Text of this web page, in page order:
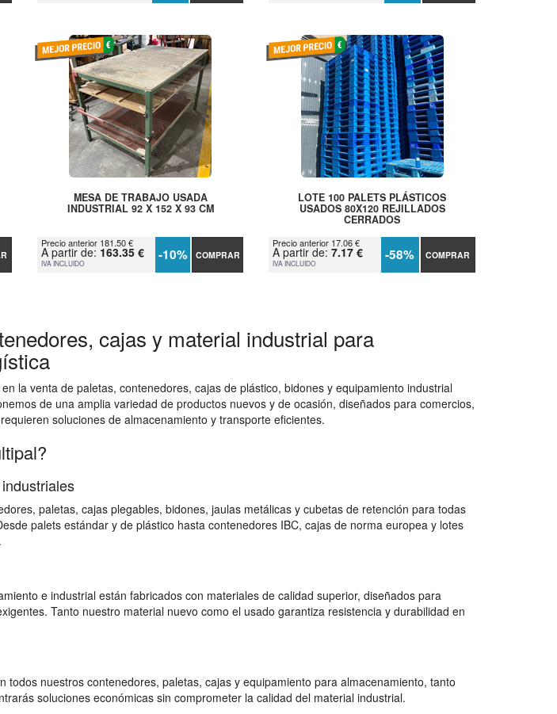
MESA DE TRABAJO USADA
INDUSTRIAL 92 X 152 X 93 CM
Precio anterior 181.50 €
A partir de: 163.35 €
IVA INCLUIDO -10% COMPRAR
LOTE 100 PALETS PLÁSTICOS
USADOS 80X120 REJILLADOS
CERRADOS
Precio anterior 17.06 €
A partir de:7.17 €
IVA INCLUIDO -58% COMPRAR
cajas y material industrial para
la venta de paletas, contenedores, cajas de plástico, bidones y equipamiento industrial
de una amplia variedad de productos nuevos y de ocasión, diseñados para comercios,
soluciones de almacenamiento y transporte eficientes.
paletas, cajas plegables, bidones, jaulas metálicas y cubetas de retención para todas
palets estándar y de plástico hasta contenedores IBC, cajas de norma europea y lotes
e industrial están fabricados con materiales de calidad superior, diseñados para
Tanto nuestro material nuevo como el usado garantiza resistencia y durabilidad en
todos nuestros contenedores, paletas, cajas y equipamiento para almacenamiento, tanto
soluciones económicas sin comprometer la calidad del material industrial.